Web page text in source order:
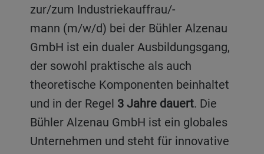
zur/zum Industriekauffrau/-
mann (m/w/d) bei der Bühler Alzenau
GmbH ist ein dualer Ausbildungsgang,
der sowohl praktische als auch
theoretische Komponenten beinhaltet
und in der Regel 3 Jahre dauert. Die
Bühler Alzenau GmbH ist ein globales
Unternehmen und steht für innovative